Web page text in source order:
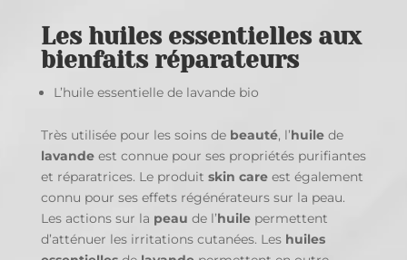
Les huiles essentielles aux
bienfaits réparateurs
L’huile essentielle de lavande bio
Très utilisée pour les soins de beauté, l’huilede
lavande est connue pour ses propriétés purifiantes
et réparatrices. Le produit skin careest également
connu pour ses effets régénérateurs sur la peau.
Les actions sur la peau de l’huilepermettent
d’atténuer les irritations cutanées. Les huiles